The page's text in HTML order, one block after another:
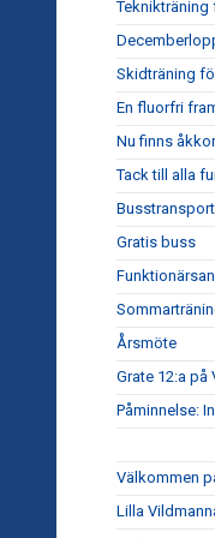
Teknikträning
Skidträning
En fluorfri
Nu finns
Tack till alla
Gratis buss
Årsmöte
Grate 12:a på
Påminnelse:
Välkommen
Lilla